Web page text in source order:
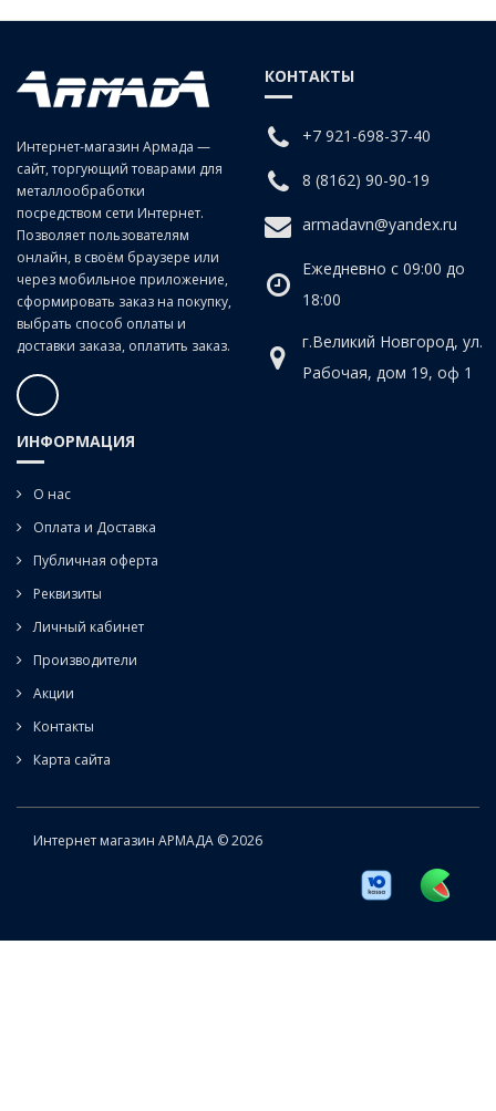
Применяется для обработки материалов путём послойного
срезания (опиливания). Являются универсальным инструментом в
работе слесаря т.к. объединяют в себе преимущества круглых и
плоских напильников. Их плоская сторона используется для
обработки плоских поверхностей и пазов, а полукруглая – для
опиливания вогнутых поверхностей, выпиливая сферических
отверстий и выемок. Всегда имеет зауженный конец (носок).
Интернет-магазин Армада —
сайт, торгующий товарами для
металлообработки
посредством сети Интернет.
Позволяет пользователям
онлайн, в своём браузере или
через мобильное приложение,
сформировать заказ на покупку,
выбрать способ оплаты и
доставки заказа, оплатить заказ.
КОНТАКТЫ
+7 921-698-37-40
8 (8162) 90-90-19
armadavn@yandex.ru
Ежедневно с 09:00 до
18:00
г.Великий Новгород, ул.
Рабочая, дом 19, оф 1
ИНФОРМАЦИЯ
О нас
Оплата и Доставка
Публичная оферта
Реквизиты
Личный кабинет
Производители
Акции
Контакты
Карта сайта
Интернет магазин АРМАДА © 2026